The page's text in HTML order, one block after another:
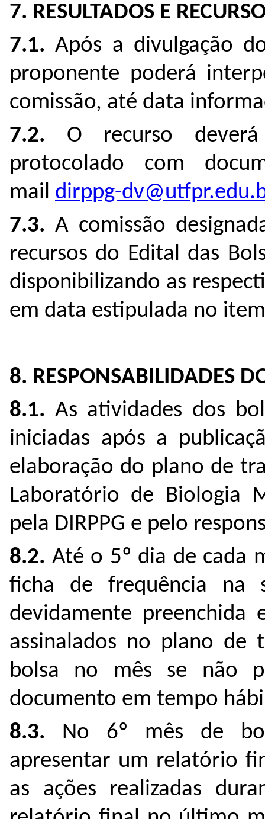
7. RESULTADOS E
7.1.Após a divulgação
proponente poderá
comissão, até data
7.2. O recurso
protocolado com
mail dirppg-
7.3. A comissão
recursos do Edital das
disponibilizando as
em data estipulada no
8. RESPONSABILIDADES
8.1. As atividades dos
iniciadas após a
elaboração do plano de
Laboratório de Biologia
pela DIRPPG e pelo
8.2. Até o 5º dia de cada
ficha de frequência na
devidamente preenchida
assinalados no plano de
bolsa no mês se não
documento em tempo
8.3. No 6º mês de
apresentar um relatório
as ações realizadas